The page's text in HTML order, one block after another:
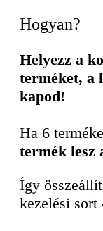
Hogyan?
Helyezz a
terméket, a
kapod!
Ha 6
termék lesz
Így
kezelési sort